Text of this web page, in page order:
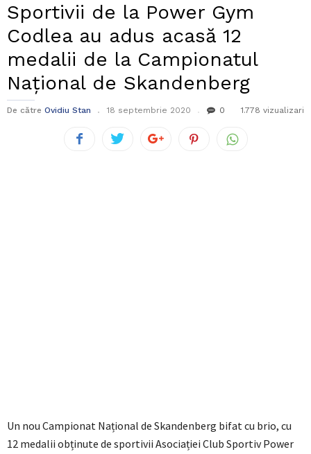
Sportivii de la Power Gym
Codlea au adus acasă 12
medalii de la Campionatul
Național de Skandenberg
De către Ovidiu Stan 18 septembrie 2020 0 1.778 vizualizari
Un nou Campionat Național de Skandenberg bifat cu brio, cu
12 medalii obținute de sportivii Asociației Club Sportiv Power